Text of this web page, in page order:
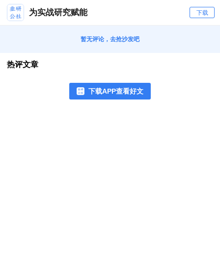
为实战研究赋能 下载
暂无评论，去抢沙发吧
热评文章
下载APP查看好文